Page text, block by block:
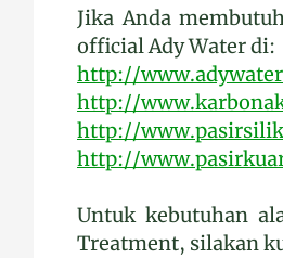
Jika Anda
official Ady Water di:
http://
http://
http://
http://
Untuk kebutuhan
Treatment, silakan